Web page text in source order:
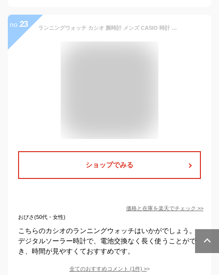
no. 23 ランニングウォッチ カシオ 腕時計 メンズ CASIO 時計 スタンダード STANDARD W-S220C-7BJH W-S220-9AJH W-S220-1AJH デジタル タフ ソーラー タフソーラー 腕時計メンズ ランニング ジョギング ランニングウォッチ スポーツ 彼氏 旦那 夫 子供 SPORTS
ショップでみる
価格と在庫を楽天でチェック >>
おびさ(50代・女性)
こちらのカシオのランニングウォッチはいかがでしょう。
デジタルソーラー時計で、電池交換なく長く使うことがで
き、時間が見やすくておすすめです。
全てのおすすめコメント (1件) >